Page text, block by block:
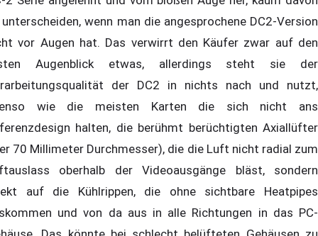
wenn man die angesprochene DC2-Version
vor Augen hat. Das verwirrt den Käufer zwar auf den
Augenblick etwas, allerdings steht sie der
der DC2 in nichts nach und nutzt,
wie die meisten Karten die sich nicht ans
halten, die berühmt berüchtigten Axiallüfter
70 Millimeter Durchmesser), die die Luft nicht radial zum
oberhalb der Videoausgänge bläst, sondern
auf die Kühlrippen, die ohne sichtbare Heatpipes
und von da aus in alle Richtungen in das PC-